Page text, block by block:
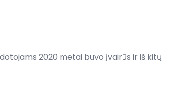
2020 metai buvo įvairūs ir iš kitų